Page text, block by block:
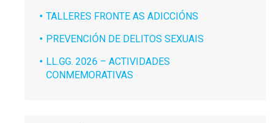
TALLERES FRONTE AS ADICCIÓNS
PREVENCIÓN DE DELITOS SEXUAIS
LL.GG. 2026 – ACTIVIDADES
CONMEMORATIVAS